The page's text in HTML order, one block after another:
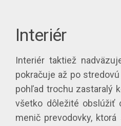
Interiér
Interiér taktiež
pokračuje až po
pohľad trochu zastaralý
všetko dôležité obslúžiť
menič prevodovky,